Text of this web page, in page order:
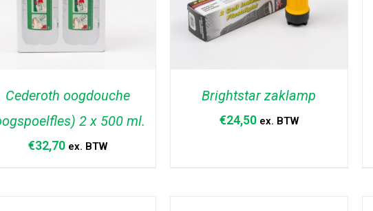
AAN WINKELWAGEN
Cederoth oogdouche
2 x 500 ml.
€32,70 ex. BTW
Brightstar zaklamp
€24,50 ex. BTW